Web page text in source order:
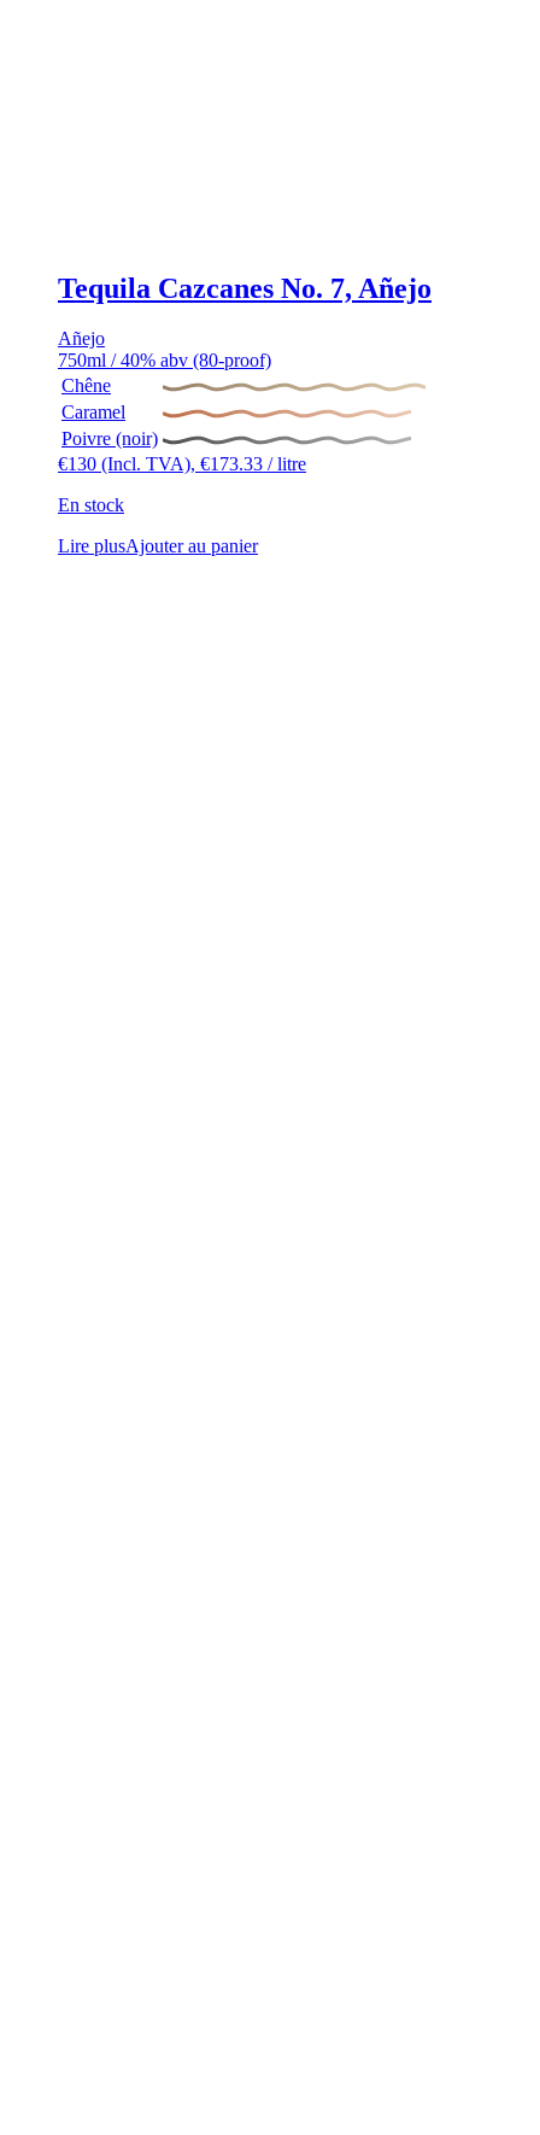
Tequila Cazcanes No. 7, Añejo
Añejo
750ml / 40% abv (80-proof)
Chêne
Caramel
Poivre (noir)
€130 (Incl. TVA), €173.33 / litre
En stock
Lire plusAjouter au panier